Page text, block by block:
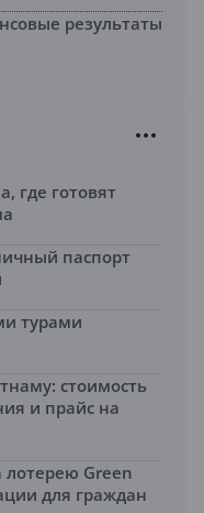
результаты
где готовят
паспорт
турами
стоимость
и прайс на
лотерею Green
для граждан